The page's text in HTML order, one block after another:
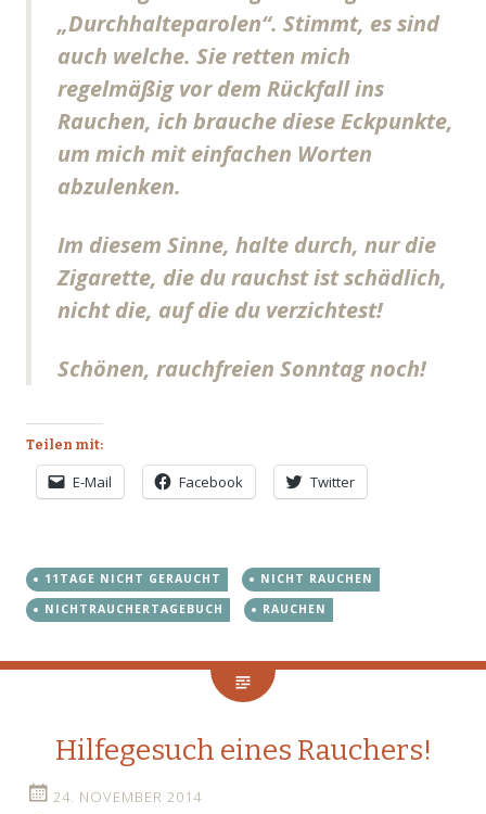
„Durchhalteparolen“. Stimmt, es sind
auch welche. Sie retten mich
regelmäßig vor dem Rückfall ins
Rauchen, ich brauche diese Eckpunkte,
um mich mit einfachen Worten
abzulenken.
Im diesem Sinne, halte durch, nur die
Zigarette, die du rauchst ist schädlich,
nicht die, auf die du verzichtest!
Schönen, rauchfreien Sonntag noch!
Teilen mit:
E-Mail Facebook Twitter
11TAGE NICHT GERAUCHT
NICHT RAUCHEN
NICHTRAUCHERTAGEBUCH
RAUCHEN
Hilfegesuch eines Rauchers!
24. NOVEMBER 2014